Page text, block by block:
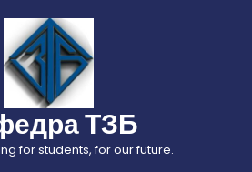
ТЗБ
for students, for our future.